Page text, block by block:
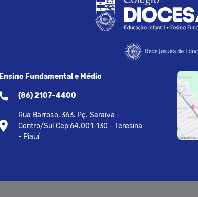
Ensino Fundamental e Médio
(86) 2107-4400
Rua Barroso, 363. Pç. Saraiva -
Centro/Sul Cep 64.001-130 - Teresina
- Piauí